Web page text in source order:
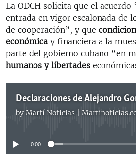
La ODCH solicita que el acuerdo
entrada en vigor escalonada de
de cooperación”, y que
económica y financiera a la
parte del gobierno cubano “en
humanos y libertades
by Martí Noticias |
No media source
0:00